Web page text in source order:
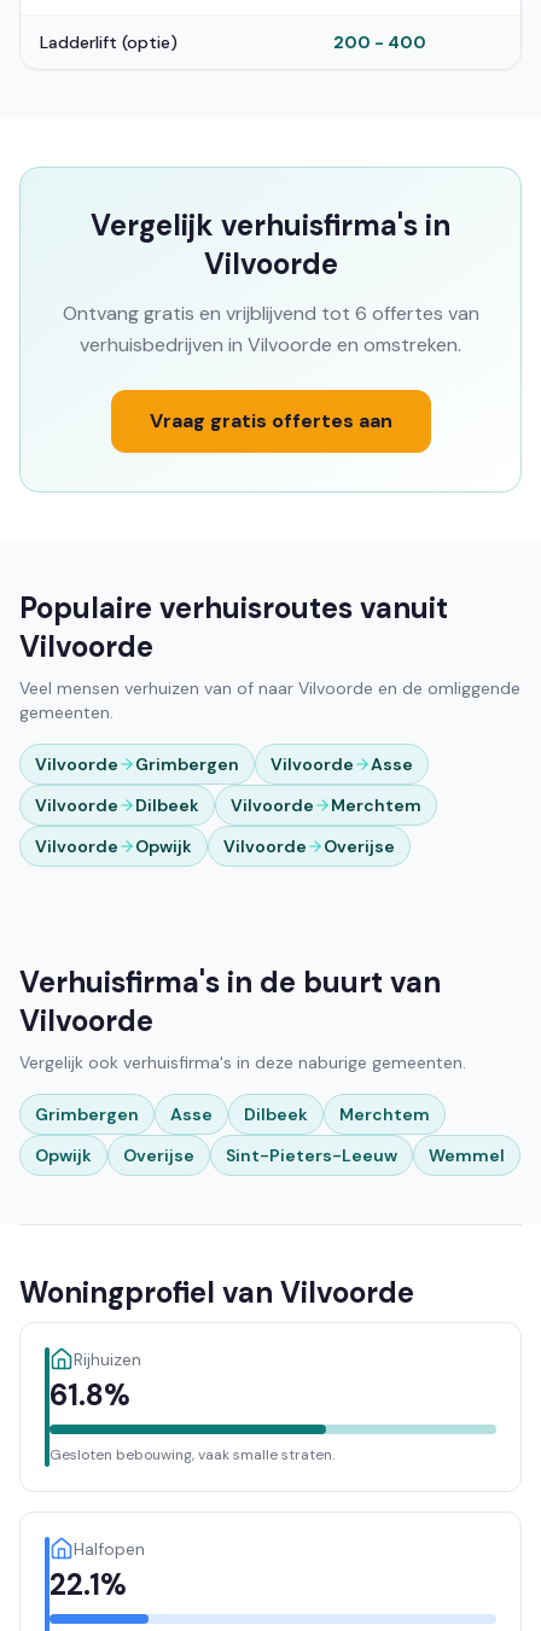
Ladderlift (optie) 200 - 400
Vergelijk verhuisfirma's in
Vilvoorde
Ontvang gratis en vrijblijvend tot 6 offertes van
verhuisbedrijven in Vilvoorde en omstreken.
Vraag gratis offertes aan
Populaire verhuisroutes vanuit
Vilvoorde
Veel mensen verhuizen van of naar Vilvoorde en de omliggende
gemeenten.
Vilvoorde Grimbergen Vilvoorde
Asse
Vilvoorde
Dilbeek Vilvoorde
Merchtem
Vilvoorde
Opwijk Vilvoorde Overijse
Verhuisfirma's in de buurt van
Vilvoorde
Vergelijk ook verhuisfirma's in deze naburige gemeenten.
Grimbergen Asse Dilbeek
Merchtem
Opwijk
Overijse Sint-Pieters-Leeuw Wemmel
Woningprofiel van Vilvoorde
Rijhuizen
61.8%
Gesloten bebouwing, vaak smalle straten.
Halfopen
22.1%